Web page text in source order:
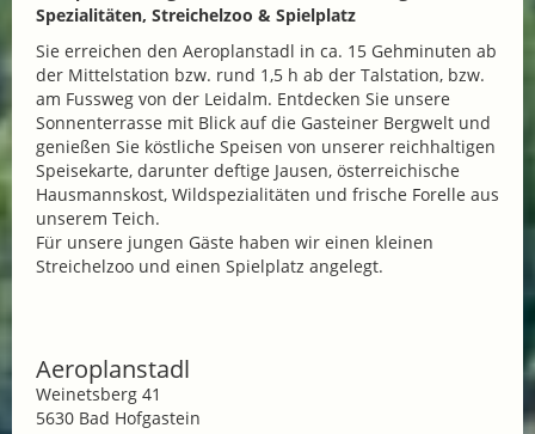
Spezialitäten, Streichelzoo & Spielplatz
Sie erreichen den Aeroplanstadl in ca. 15 Gehminuten ab
der Mittelstation bzw. rund 1,5 h ab der Talstation, bzw.
am Fussweg von der Leidalm. Entdecken Sie unsere
Sonnenterrasse mit Blick auf die Gasteiner Bergwelt und
genießen Sie köstliche Speisen von unserer reichhaltigen
Speisekarte, darunter deftige Jausen, österreichische
Hausmannskost, Wildspezialitäten und frische Forelle aus
unserem Teich.
Für unsere jungen Gäste haben wir einen kleinen
Streichelzoo und einen Spielplatz angelegt.
Aeroplanstadl
Weinetsberg 41
5630 Bad Hofgastein